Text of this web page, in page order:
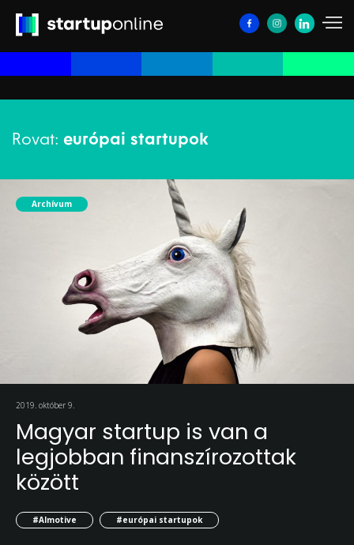
Rovat: európai startupok
Archívum
2019. október 9.
Magyar startup is van a
legjobban finanszírozottak
között
#AImotive #európai startupok